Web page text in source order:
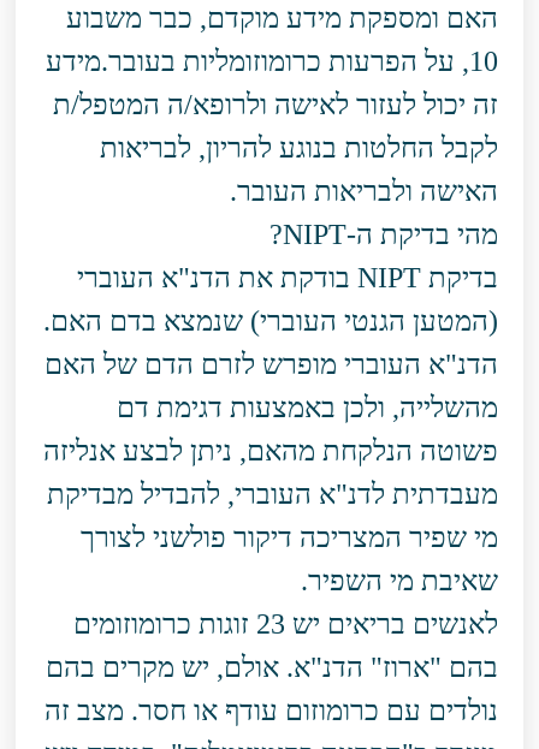
האם ומספקת מידע מוקדם, כבר משבוע
10, על הפרעות כרומוזומליות בעובר.מידע
זה יכול לעזור לאישה ולרופא/ה המטפל/ת
לקבל החלטות בנוגע להריון, לבריאות
האישה ולבריאות העובר.
מהי בדיקת ה-NIPT?
בדיקת NIPT בודקת את הדנ"א העוברי
(המטען הגנטי העוברי) שנמצא בדם האם.
הדנ"א העוברי מופרש לזרם הדם של האם
מהשלייה, ולכן באמצעות דגימת דם
פשוטה הנלקחת מהאם, ניתן לבצע אנליזה
מעבדתית לדנ"א העוברי, להבדיל מבדיקת
מי שפיר המצריכה דיקור פולשני לצורך
שאיבת מי השפיר.
לאנשים בריאים יש 23 זוגות כרומוזומים
בהם "ארוז" הדנ"א. אולם, יש מקרים בהם
נולדים עם כרומוזום עודף או חסר. מצב זה